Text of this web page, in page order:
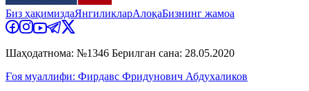
Биз ҳақимиздаЯнгиликларАлоқаБизнинг жамоа
Шаҳодатнома: №1346 Берилган сана: 28.05.2020
Ғоя муаллифи: Фирдавс Фридунович Абдухаликов